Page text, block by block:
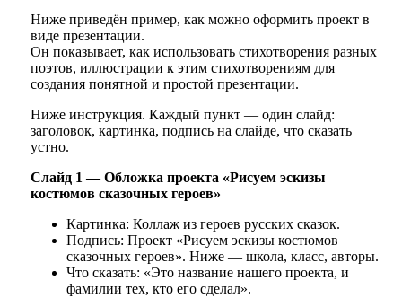
Ниже приведён пример, как можно оформить проект в
виде презентации.
Он показывает, как использовать стихотворения разных
поэтов, иллюстрации к этим стихотворениям для
создания понятной и простой презентации.
Ниже инструкция. Каждый пункт — один слайд:
заголовок, картинка, подпись на слайде, что сказать
устно.
Слайд 1 — Обложка проекта «Рисуем эскизы
костюмов сказочных героев»
Картинка: Коллаж из героев русских сказок.
Подпись: Проект «Рисуем эскизы костюмов
сказочных героев». Ниже — школа, класс, авторы.
Что сказать: «Это название нашего проекта, и
фамилии тех, кто его сделал».